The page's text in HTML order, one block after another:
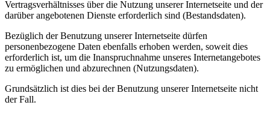
Vertragsverhältnisses über die Nutzung unserer Internetseite und der
darüber angebotenen Dienste erforderlich sind (Bestandsdaten).
Bezüglich der Benutzung unserer Internetseite dürfen
personenbezogene Daten ebenfalls erhoben werden, soweit dies
erforderlich ist, um die Inanspruchnahme unseres Internetangebotes
zu ermöglichen und abzurechnen (Nutzungsdaten).
Grundsätzlich ist dies bei der Benutzung unserer Internetseite nicht
der Fall.